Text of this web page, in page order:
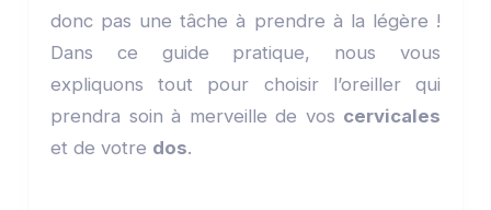
donc pas une tâche à prendre à la légère !
Dans ce guide pratique, nous vous
expliquons tout pour choisir l’oreiller qui
prendra soin à merveille de vos cervicales
et de votre dos.